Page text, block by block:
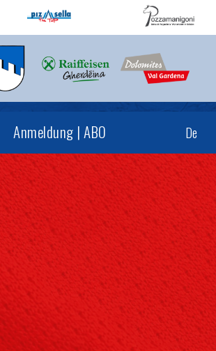
De
Anmeldung | ABO